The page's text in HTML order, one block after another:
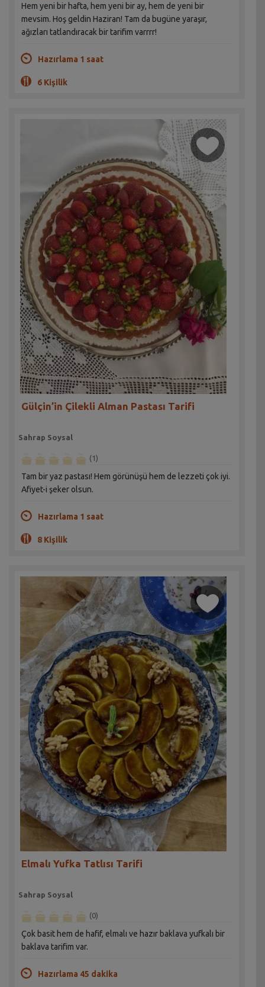
Hem yeni bir hafta, hem yeni bir ay, hem de yeni bir
mevsim. Hoş geldin Haziran! Tam da bugüne yaraşır,
ağızları tatlandıracak bir tarifim varrrr!
Hazırlama 1 saat
6 Kişilik
Gülçin’in Çilekli Alman Pastası Tarifi
Sahrap Soysal
(1)
Tam bir yaz pastası! Hem görünüşü hem de lezzeti çok iyi.
Afiyet-i şeker olsun.
Hazırlama 1 saat
8 Kişilik
Elmalı Yufka Tatlısı Tarifi
Sahrap Soysal
(0)
Çok basit hem de hafif, elmalı ve hazır baklava yufkalı bir
baklava tarifim var.
Hazırlama 45 dakika